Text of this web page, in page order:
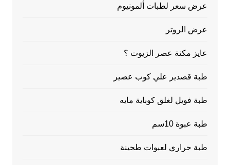
عرض سعر لطبات ألمونيوم
عرض الروتر
عايز مكنة عصر الزيوت ؟
طبة قصدير علي كوب عصير
طبة فويل لغلق كوباية مايه
طبة عبوة 10سم
طبة حراري لعبوات طحينة